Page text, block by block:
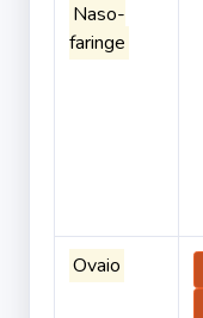
Naso-
faringe
Ovaio